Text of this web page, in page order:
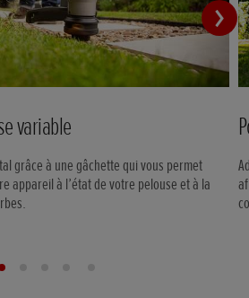
variable
grâce à une gâchette qui vous permet
appareil à l’état de votre pelouse et à la